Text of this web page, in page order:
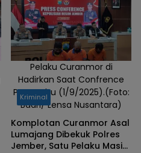
Pelaku Curanmor di
Hadirkan Saat Confrence
Pers, Rabu (1/9/2025).(Foto:
Badri/ Lensa Nusantara)
Kriminal
Komplotan Curanmor Asal
Lumajang Dibekuk Polres
Jember, Satu Pelaku Masih